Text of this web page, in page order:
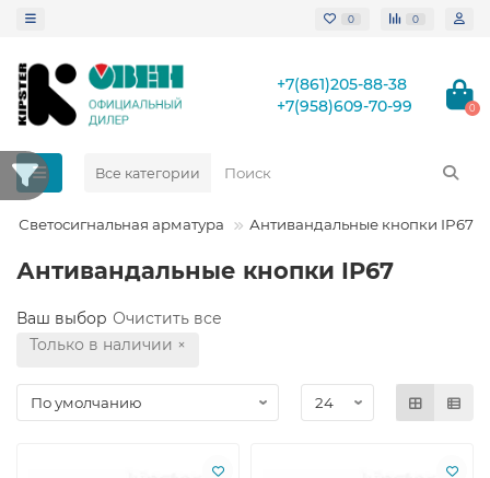
0 0
+7(861)205-88-38
+7(958)609-70-99
0
Все категории
Светосигнальная арматура Антивандальные кнопки IP67
Антивандальные кнопки IP67
Ваш выбор Очистить все
Только в наличии ×